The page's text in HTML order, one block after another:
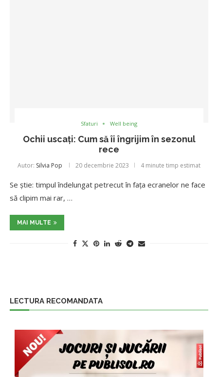
Sfaturi Well being
Ochii uscați: Cum să îi îngrijim în sezonul
rece
Autor: Silvia Pop 20 decembrie 2023 4 minute timp estimat
Se știe: timpul îndelungat petrecut în fața ecranelor ne face
să clipim mai rar, …
MAI MULTE
LECTURA RECOMANDATA